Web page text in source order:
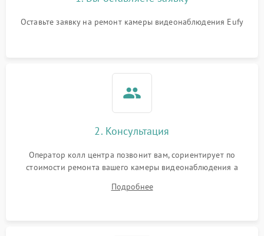
Оставьте заявку на ремонт камеры видеонаблюдения Eufy
2. Консультация
Оператор колл центра позвонит вам, сориентирует по
стоимости ремонта вашего камеры видеонаблюдения а
Подробнее